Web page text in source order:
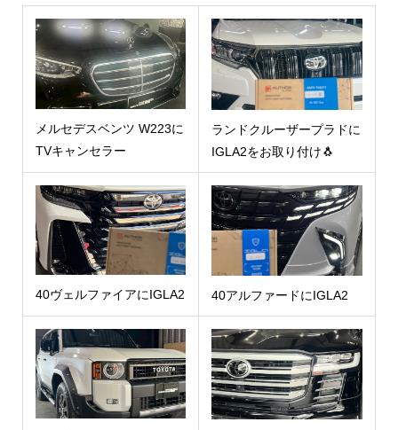
メルセデスベンツ W223に
TVキャンセラー
ランドクルーザープラドに
IGLA2をお取り付け🐧
40ヴェルファイアにIGLA2 40アルファードにIGLA2